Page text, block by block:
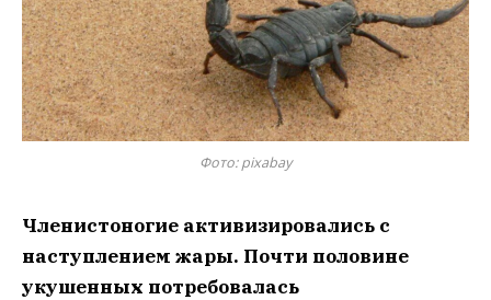
Фото: pixabay
Членистоногие активизировались с
наступлением жары. Почти половине
укушенных потребовалась